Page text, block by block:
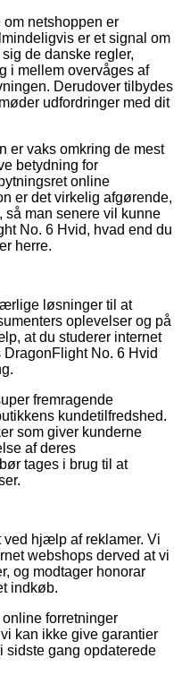
om netshoppen er
er et signal om
de danske regler,
i mellem overvåges af
Derudover tilbydes
udfordringer med dit
er vaks omkring de mest
betydning for
online
er det virkelig afgørende,
så man senere vil kunne
No. 6 Hvid, hvad end du
herre.
løsninger til at
oplevelser og på
at du studerer internet
No. 6 Hvid
fremragende
kundetilfredshed.
som giver kunderne
af deres
tages i brug til at
ved hjælp af reklamer. Vi
webshops derved at vi
og modtager honorar
indkøb.
forretninger
kan ikke give garantier
sidste gang opdaterede